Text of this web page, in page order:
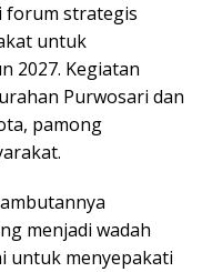
forum strategis
untuk
2027. Kegiatan
Purwosari dan
pamong
menjadi wadah
untuk menyepakati